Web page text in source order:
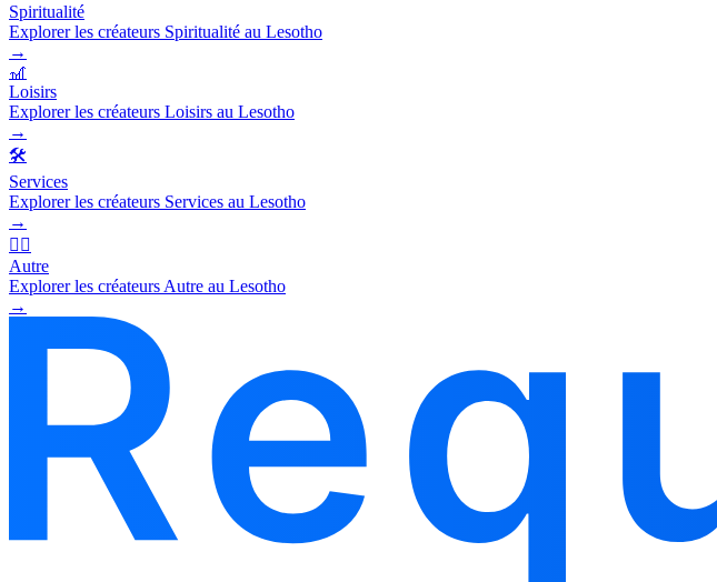
Spiritualité
Explorer les créateurs Spiritualité au Lesotho
→
🎢
Loisirs
Explorer les créateurs Loisirs au Lesotho
→
🛠️
Services
Explorer les créateurs Services au Lesotho
→
🧜‍♂️
Autre
Explorer les créateurs Autre au Lesotho
→